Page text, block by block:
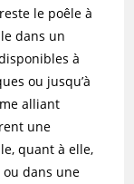
le poêle à
dans un
à
ou jusqu’à
alliant
une
quant à elle,
ou dans une